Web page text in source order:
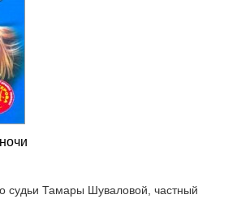
судьи Тамары Шуваловой, частный